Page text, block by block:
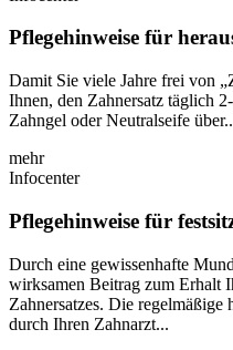
Pflegehinweise für
Damit Sie viele Jahre frei von
Ihnen, den Zahnersatz täglich
Zahngel oder Neutralseife
mehr
Infocenter
Pflegehinweise für
Durch eine gewissenhafte
wirksamen Beitrag zum Erhalt
Zahnersatzes. Die
durch Ihren Zahnarzt...